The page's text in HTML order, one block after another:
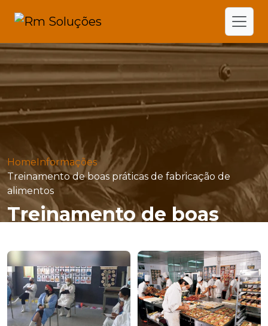
HomeInformações
Treinamento de boas práticas de fabricação de
alimentos
Treinamento de boas
alimentos